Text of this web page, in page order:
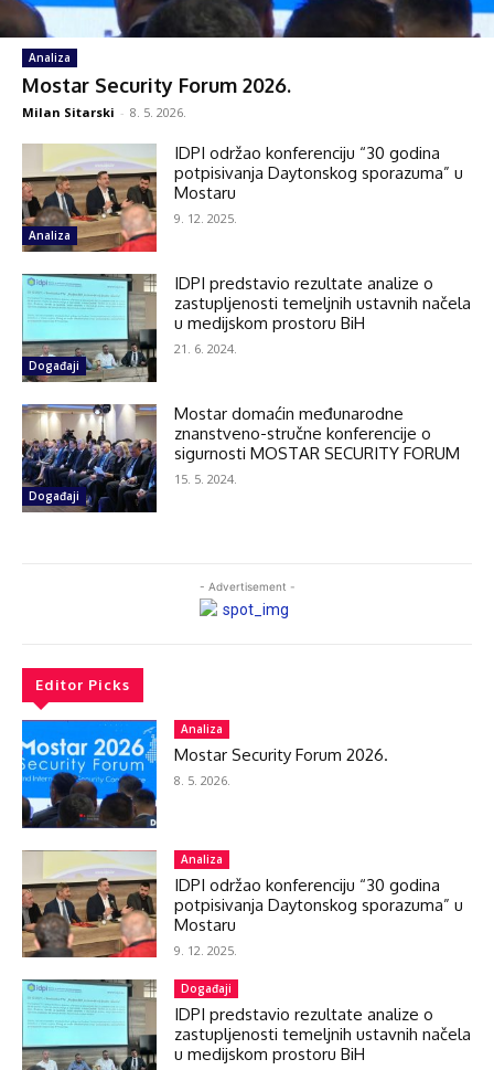
Analiza
Mostar Security Forum 2026.
Milan Sitarski - 8. 5. 2026.
Analiza
IDPI održao konferenciju “30 godina
potpisivanja Daytonskog sporazuma” u
Mostaru
9. 12. 2025.
Događaji
IDPI predstavio rezultate analize o
zastupljenosti temeljnih ustavnih načela
u medijskom prostoru BiH
21. 6. 2024.
Događaji
Mostar domaćin međunarodne
znanstveno-stručne konferencije o
sigurnosti MOSTAR SECURITY FORUM
15. 5. 2024.
- Advertisement -
Editor Picks
Analiza
Mostar Security Forum 2026.
8. 5. 2026.
Analiza
IDPI održao konferenciju “30 godina
potpisivanja Daytonskog sporazuma” u
Mostaru
9. 12. 2025.
Događaji
IDPI predstavio rezultate analize o
zastupljenosti temeljnih ustavnih načela
u medijskom prostoru BiH